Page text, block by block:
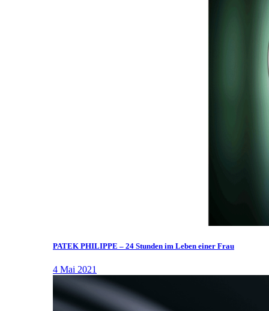
PATEK PHILIPPE – 24 Stunden im Leben einer Frau
4 Mai 2021